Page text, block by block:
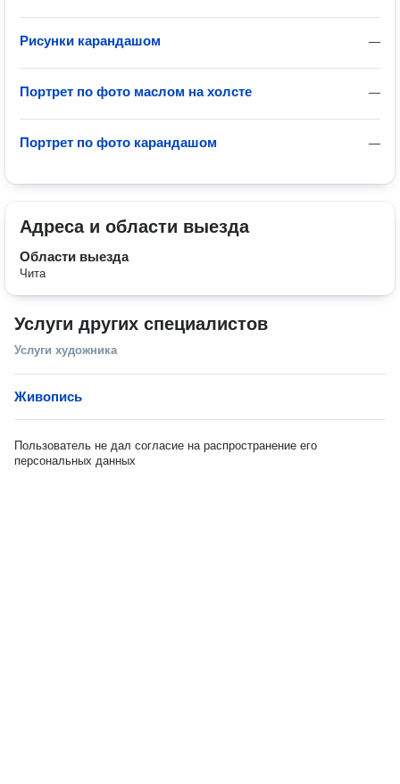
—
Рисунки карандашом
—
Портрет по фото маслом на холсте
—
Портрет по фото карандашом
Адреса и области выезда
Области выезда
Чита
Услуги других специалистов
Услуги художника
Живопись
Пользователь не дал согласие на распространение его
персональных данных